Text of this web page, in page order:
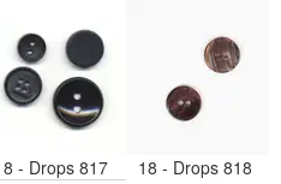
- Drops 817 18 - Drops 818